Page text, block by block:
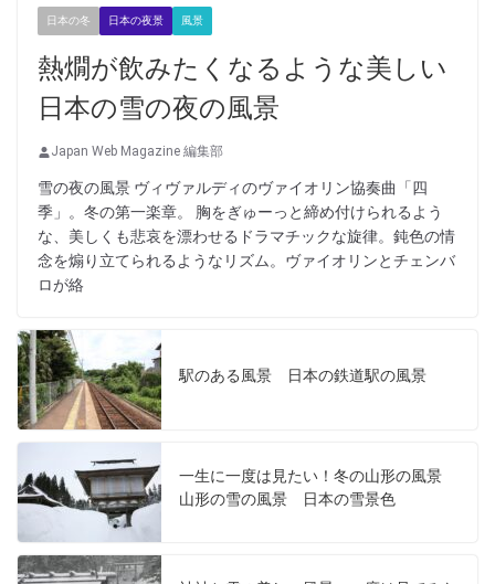
日本の冬 日本の夜景 風景
熱燗が飲みたくなるような美しい
日本の雪の夜の風景
Japan Web Magazine 編集部
雪の夜の風景 ヴィヴァルディのヴァイオリン協奏曲「四
季」。冬の第一楽章。 胸をぎゅーっと締め付けられるよう
な、美しくも悲哀を漂わせるドラマチックな旋律。鈍色の情
念を煽り立てられるようなリズム。ヴァイオリンとチェンバ
ロが絡
駅のある風景 日本の鉄道駅の風景
一生に一度は見たい！冬の山形の風景
山形の雪の風景 日本の雪景色